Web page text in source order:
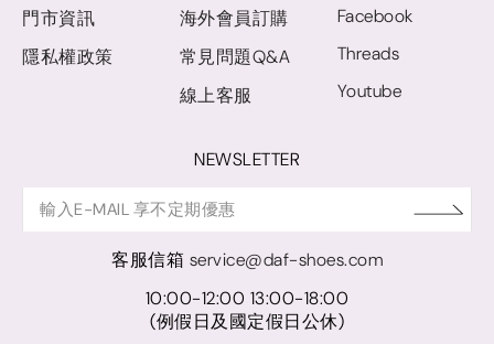
門市資訊
隱私權政策
海外會員訂購
常見問題Q&A
線上客服
Facebook
Threads
Youtube
NEWSLETTER
客服信箱 service@daf-shoes.com
10:00-12:00 13:00-18:00
(例假日及國定假日公休)